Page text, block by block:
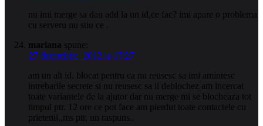
nu imi merge sa dau add la un id,ce fac? imi apare o problema
cu serveru nu stiu ce .
mariana spune:
27 decembrie, 2012 la 15:27
am un alt id. blocat pentru ca nu reusesc sa imi amintesc
intrebarile secrete si nu reusesc sa il deblochez am incercat
toate variantele de la ajutor dar nu merge mi se blocheaza tot
timpul ptr. 12 ore ce pot face am pierdut toate contactele cu
prietenii,,ms ptr, un raspuns..